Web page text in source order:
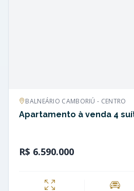
BALNEÁRIO CAMBORIÚ - CENTRO
Apartamento à venda 4
R$ 6.590.000